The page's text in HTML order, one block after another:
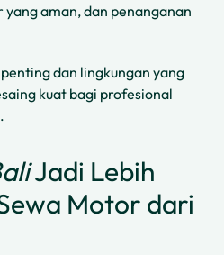
aman, dan penanganan
dan lingkungan yang
kuat bagi profesional
Jadi Lebih
Motor dari